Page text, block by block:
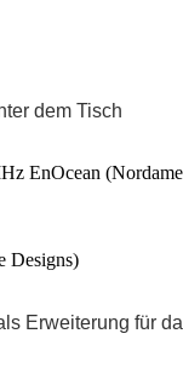
dem Tisch
EnOcean
Designs)
Erweiterung für